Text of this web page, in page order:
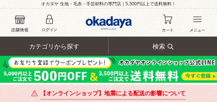
オカダヤ 生地・毛糸・手芸材料の専門店｜5,500円以上で送料無料！
カテゴリから探す 検索
【オンラインショップ】地震による配送の影響について